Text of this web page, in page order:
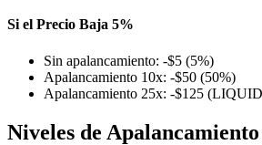
Si el Precio Baja 5%
Sin apalancamiento: -$5 (5%)
Apalancamiento 10x: -$50 (50%)
Apalancamiento 25x: -$125
Niveles de